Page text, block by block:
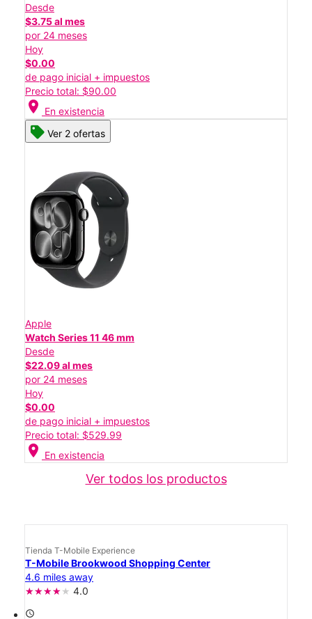
Desde
$3.75 al mes
por 24 meses
Hoy
$0.00
de pago inicial + impuestos
Precio total: $90.00
location_on En existencia
Ver 2 ofertas
Apple
Watch Series 11 46 mm
Desde
$22.09 al mes
por 24 meses
Hoy
$0.00
de pago inicial + impuestos
Precio total: $529.99
location_on En existencia
Ver todos los productos
Tienda T-Mobile Experience
T-Mobile Brookwood Shopping Center
4.6 miles away
4.0
access_time